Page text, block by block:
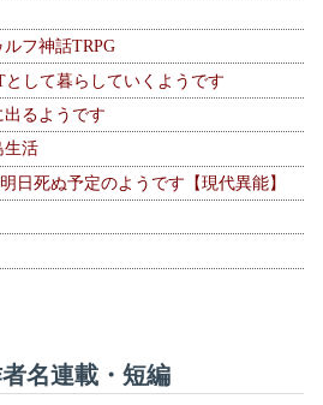
フ神話TRPG
して暮らしていくようです
るようです
生活
日死ぬ予定のようです【現代異能】
名連載・短編